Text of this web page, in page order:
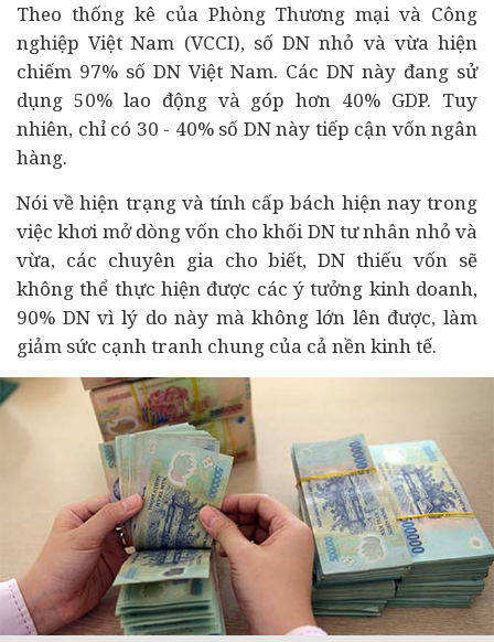
Theo thống kê của Phòng Thương mại và Công
nghiệp Việt Nam (VCCI), số DN nhỏ và vừa hiện
chiếm 97% số DN Việt Nam. Các DN này đang sử
dụng 50% lao động và góp hơn 40% GDP. Tuy
nhiên, chỉ có 30 - 40% số DN này tiếp cận vốnngân
hàng.
Nói về hiện trạng và tính cấp bách hiện nay trong
việc khơi mở dòng vốn cho khối DN tư nhân nhỏ và
vừa, các chuyên gia cho biết, DN thiếu vốn sẽ
không thể thực hiện được các ý tưởng kinh doanh,
90% DN vì lý do này mà không lớn lên được, làm
giảm sức cạnh tranh chung của cả nềnkinh tế.